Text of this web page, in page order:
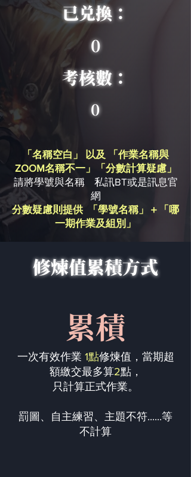
已兑換：
0
考核數：
0
「名稱空白」 以及 「作業名稱與
ZOOM名稱不一」「分數計算疑慮」
請將學號與名稱 私訊BT或是訊息官
網
分數疑慮則提供 「學號名稱」＋「哪
一期作業及組別」
修煉值累積方式
累積
一次有效作業 1點修煉值，當期超
額繳交最多算2點，
只計算正式作業。
罰圖、自主練習、主題不符......等
不計算